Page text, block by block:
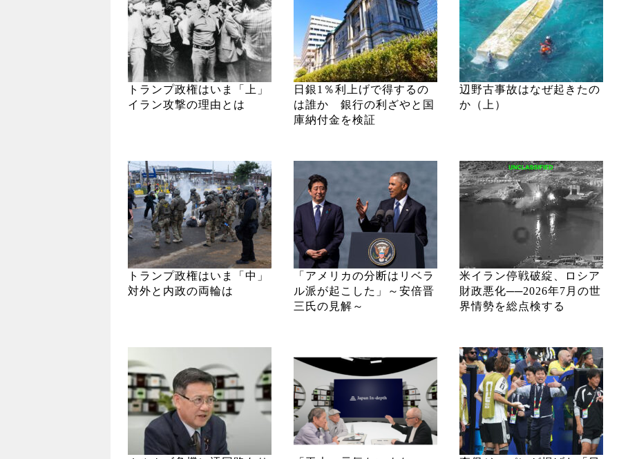
トランプ政権はいま「上」
イラン攻撃の理由とは
日銀1％利上げで得するの
は誰か 銀行の利ざやと国
庫納付金を検証
辺野古事故はなぜ起きたの
か（上）
トランプ政権はいま「中」
対外と内政の両輪は
「アメリカの分断はリベラ
ル派が起こした」～安倍晋
三氏の見解～
米イラン停戦破綻、ロシア
財政悪化──2026年7月の世
界情勢を総点検する